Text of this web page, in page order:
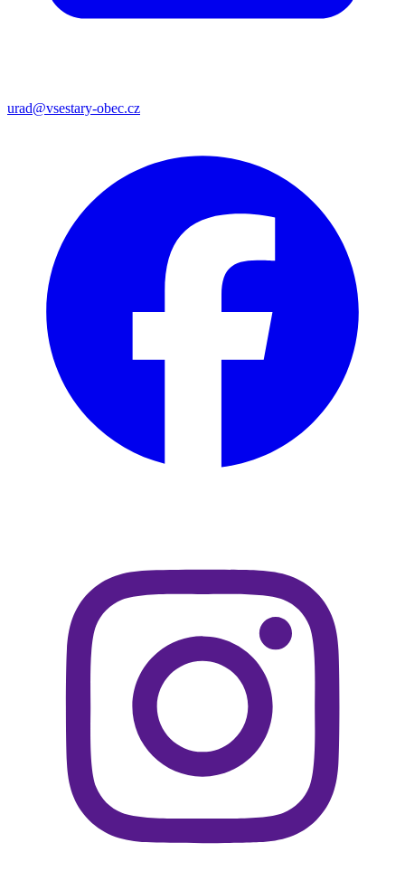
urad@vsestary-obec.cz